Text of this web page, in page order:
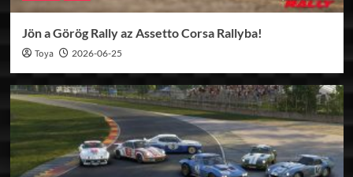
Jön a Görög Rally az Assetto Corsa Rallyba!
Toya 2026-06-25